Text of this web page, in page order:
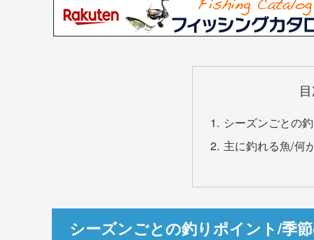
シーズンごとの
主に釣れる魚/何
シーズンごとの釣りポイント/季